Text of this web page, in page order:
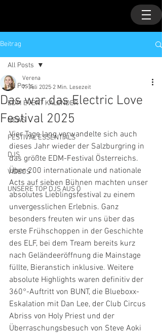
Beitrag
All Posts
EDM EVENT KALENDER
NEWS
FESTIVAL ESSENTIALS
DJS
VIDEOS
UNSERE TOP DJS AUS Ö
All Posts
Das war das Electric Love
Festival 2025
Verena
7. Juli 2025 2 Min. Lesezeit
Vier Tage lang verwandelte sich auch
dieses Jahr wieder der Salzburgring in
das größte EDM-Festival Österreichs.
Über 200 internationale und nationale
Acts auf sieben Bühnen machten unser
absolutes Lieblingsfestival zu einem
unvergesslichen Erlebnis. Ganz
besonders freuten wir uns über das
erste Frühschoppen in der Geschichte
des ELF, bei dem Tream bereits kurz
nach Geländeeröffnung die Mainstage
füllte, Bieranstich inklusive. Weitere
absolute Highlights waren definitiv der
360°-Auftritt von BUNT, die Blueboxx-
Eskalation mit Dan Lee, der Club Circus
Abriss von Holy Priest und der
Überraschungsbesuch von Steve Aoki